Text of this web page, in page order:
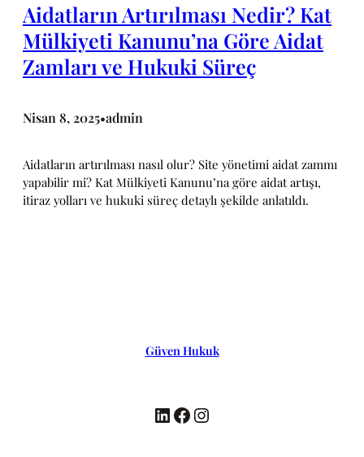
Aidatların Artırılması Nedir? Kat
Mülkiyeti Kanunu’na Göre Aidat
Zamları ve Hukuki Süreç
Nisan 8, 2025•admin
Aidatların artırılması nasıl olur? Site yönetimi aidat zammı
yapabilir mi? Kat Mülkiyeti Kanunu’na göre aidat artışı,
itiraz yolları ve hukuki süreç detaylı şekilde anlatıldı.
Güven Hukuk
LinkedIn Facebook Instagram